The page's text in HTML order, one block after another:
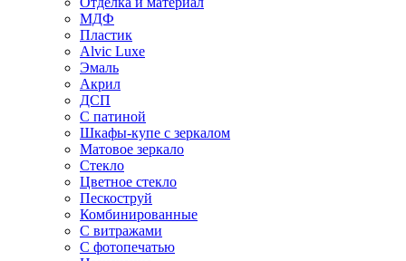
МДФ
Пластик
Alvic Luxe
Эмаль
Акрил
ДСП
С патиной
Шкафы-купе с зеркалом
Матовое зеркало
Стекло
Цветное стекло
Пескоструй
Комбинированные
С витражами
С фотопечатью